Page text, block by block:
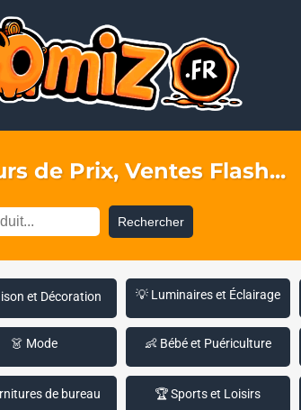
de Prix, Ventes Flash...
Rechercher
et Décoration 💡 Luminaires et Éclairage
👗 Mode 👶 Bébé et Puériculture
de bureau 🏆 Sports et Loisirs